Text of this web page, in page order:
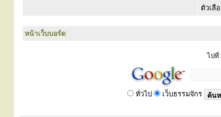
ตัวเลื
หน้าเว็บบอร์ด
ไปที่:
ทั่วไป เว็บธรรมจักร